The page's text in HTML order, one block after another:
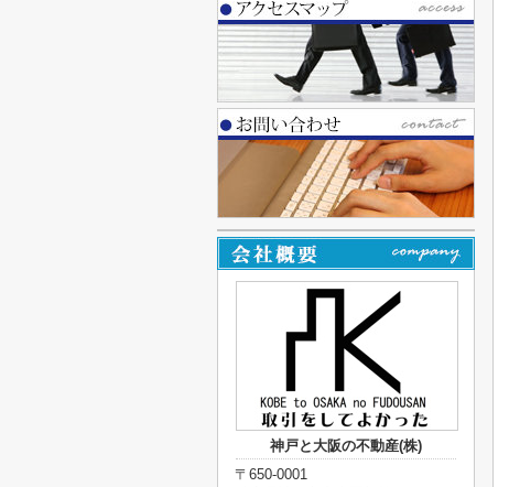
神戸と大阪の不動産(株)
〒650-0001